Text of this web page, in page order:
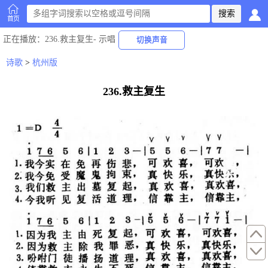
首页
正在播放：236.救主复生- 示唱 切换声音
诗歌 > 杭州版
236.救主复生